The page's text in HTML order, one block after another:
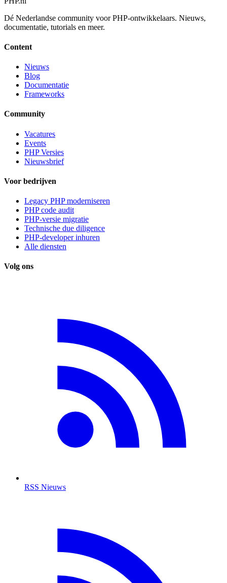
Dé Nederlandse community voor PHP-ontwikkelaars. Nieuws,
documentatie, tutorials en meer.
Content
Nieuws
Blog
Documentatie
Frameworks
Community
Vacatures
Events
PHP Versies
Nieuwsbrief
Voor bedrijven
Legacy PHP moderniseren
PHP code audit
PHP-versie migratie
Technische due diligence
PHP-developer inhuren
Alle diensten
Volg ons
RSS Nieuws